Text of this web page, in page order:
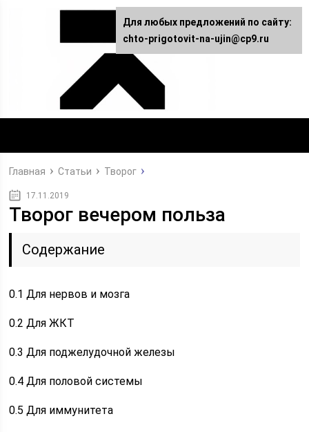
Главная Статьи Творог
17.11.2019
Творог вечером польза
Содержание
0.1 Для нервов и мозга
0.2 Для ЖКТ
0.3 Для поджелудочной железы
0.4 Для половой системы
0.5 Для иммунитета
Для любых предложений по сайту:
chto-prigotovit-na-ujin@cp9.ru